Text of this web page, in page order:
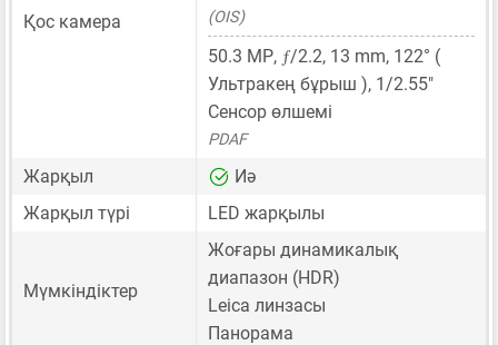
Қос камера
(OIS)
50.3 MP, ƒ/2.2, 13 mm, 122° (
Ультракең бұрыш ), 1/2.55"
Сенсор өлшемі
PDAF
Жарқыл
Иә
Жарқыл түрі
LED жарқылы
Мүмкіндіктер
Жоғары динамикалық
диапазон (HDR)
Leica линзасы
Панорама